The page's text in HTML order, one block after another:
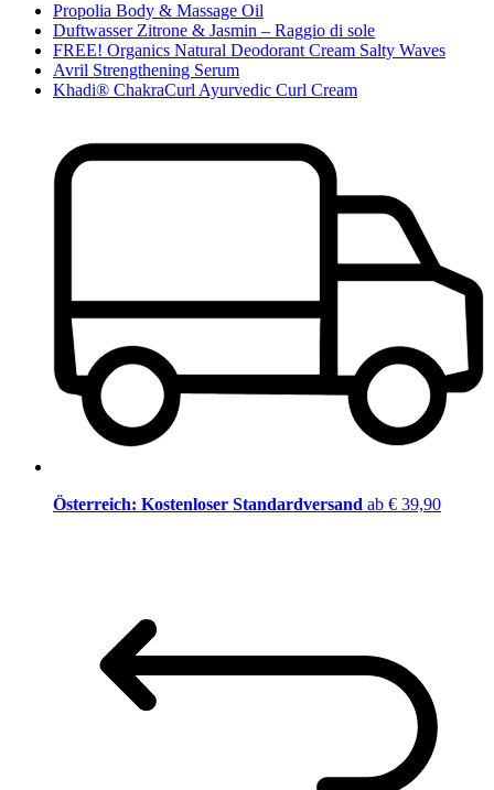
Propolia Body & Massage Oil
Duftwasser Zitrone & Jasmin – Raggio di sole
FREE! Organics Natural Deodorant Cream Salty Waves
Avril Strengthening Serum
Khadi® ChakraCurl Ayurvedic Curl Cream
Österreich: Kostenloser Standardversand ab € 39,90